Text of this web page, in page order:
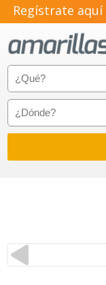
Regístrate